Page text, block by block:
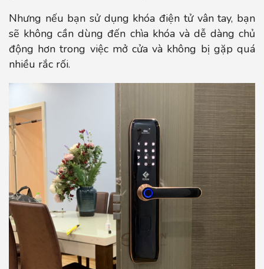
Nhưng nếu bạn sử dụng khóa điện tử vân tay, bạn
sẽ không cần dùng đến chìa khóa và dễ dàng chủ
động hơn trong việc mở cửa và không bị gặp quá
nhiều rắc rối.